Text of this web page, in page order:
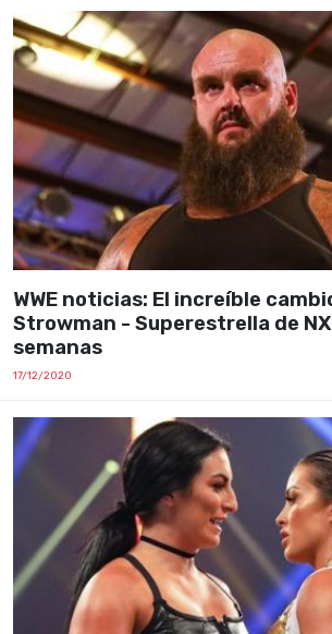
WWE noticias: El increíble
Strowman - Superestrella de
semanas
17/12/2020